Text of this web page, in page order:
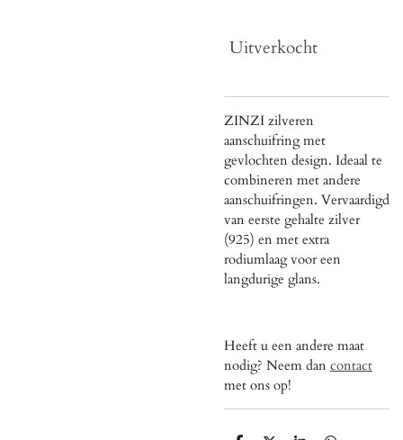
Uitverkocht
ZINZI zilveren
aanschuifring met
gevlochten design. Ideaal te
combineren met andere
aanschuifringen. Vervaardigd
van eerste gehalte zilver
(925) en met extra
rodiumlaag voor een
langdurige glans.
Heeft u een andere maat
nodig? Neem dan contact
met ons op!